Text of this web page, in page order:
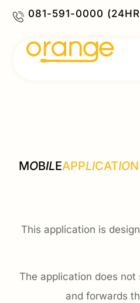
081-591-0000
MOBILEAPPLICATION
This application is
The application does
and forwards